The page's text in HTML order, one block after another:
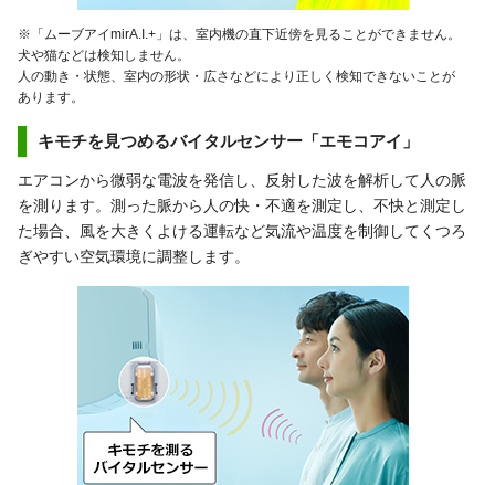
※「ムーブアイmirA.I.+」は、室内機の直下近傍を見ることができません。
犬や猫などは検知しません。
人の動き・状態、室内の形状・広さなどにより正しく検知できないことが
あります。
キモチを見つめるバイタルセンサー「エモコアイ」
エアコンから微弱な電波を発信し、反射した波を解析して人の脈
を測ります。測った脈から人の快・不適を測定し、不快と測定し
た場合、風を大きくよける運転など気流や温度を制御してくつろ
ぎやすい空気環境に調整します。